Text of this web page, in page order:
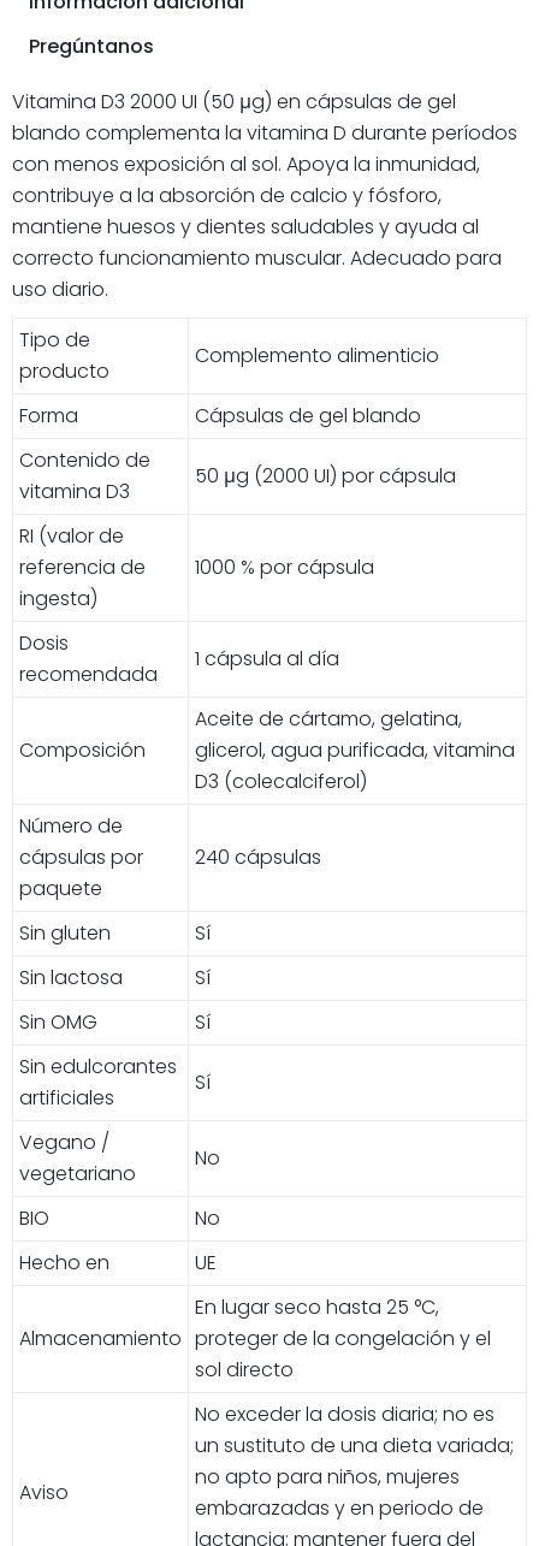
Pregúntanos
Vitamina D3 2000 UI (50 μg) en cápsulas de gel
blando complementa la vitamina D durante períodos
con menos exposición al sol. Apoya la inmunidad,
contribuye a la absorción de calcio y fósforo,
mantiene huesos y dientes saludables y ayuda al
correcto funcionamiento muscular. Adecuado para
uso diario.
Tipo de
producto
Complemento alimenticio
Forma
Cápsulas de gel blando
Contenido de
vitamina D3
50 μg (2000 UI) por cápsula
RI (valor de
referencia de
ingesta)
1000 % por cápsula
Dosis
recomendada
1 cápsula al día
Composición
Aceite de cártamo, gelatina,
glicerol, agua purificada, vitamina
D3 (colecalciferol)
Número de
cápsulas por
paquete
240 cápsulas
Sin gluten
Sí
Sin lactosa
Sí
Sin OMG
Sí
Sin edulcorantes
artificiales
Sí
Vegano /
vegetariano
No
BIO
No
Hecho en
UE
Almacenamiento
En lugar seco hasta 25 °C,
proteger de la congelación y el
sol directo
Aviso
No exceder la dosis diaria; no es
un sustituto de una dieta variada;
no apto para niños, mujeres
embarazadas y en periodo de
lactancia; mantener fuera del